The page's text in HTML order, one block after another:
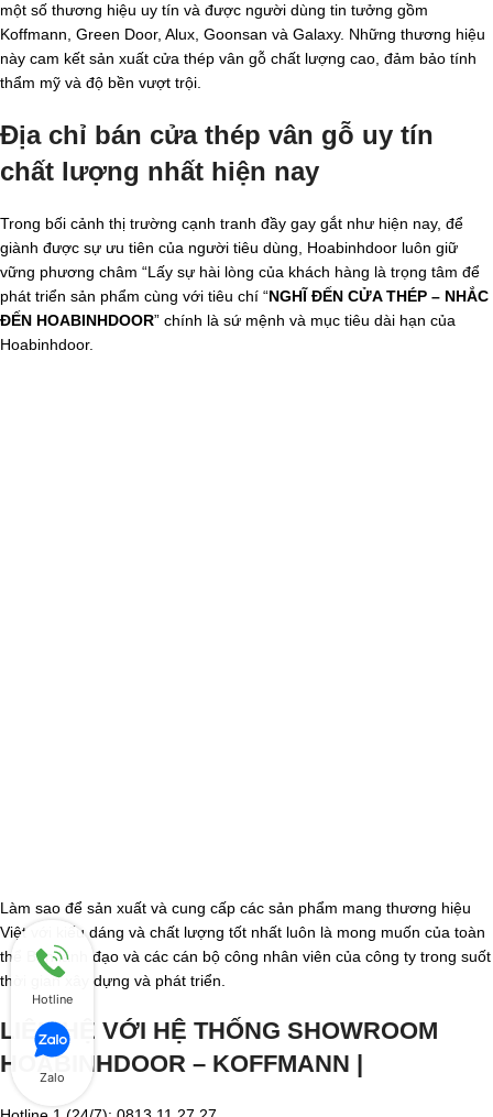
một số thương hiệu uy tín và được người dùng tin tưởng gồm
Koffmann, Green Door, Alux, Goonsan và Galaxy. Những thương hiệu
này cam kết sản xuất cửa thép vân gỗ chất lượng cao, đảm bảo tính
thẩm mỹ và độ bền vượt trội.
Địa chỉ bán cửa thép vân gỗ uy tín
chất lượng nhất hiện nay
Trong bối cảnh thị trường cạnh tranh đầy gay gắt như hiện nay, để
giành được sự ưu tiên của người tiêu dùng, Hoabinhdoor luôn giữ
vững phương châm “Lấy sự hài lòng của khách hàng là trọng tâm để
phát triển sản phẩm cùng với tiêu chí “NGHĨ ĐẾN CỬA THÉP – NHẮC
ĐẾN HOABINHDOOR” chính là sứ mệnh và mục tiêu dài hạn của
Hoabinhdoor.
Làm sao để sản xuất và cung cấp các sản phẩm mang thương hiệu
Việt với kiểu dáng và chất lượng tốt nhất luôn là mong muốn của toàn
thể Ban lãnh đạo và các cán bộ công nhân viên của công ty trong suốt
thời gian xây dựng và phát triển.
LIÊN HỆ VỚI HỆ THỐNG SHOWROOM
HOABINHDOOR – KOFFMANN |
Hotline
Zalo